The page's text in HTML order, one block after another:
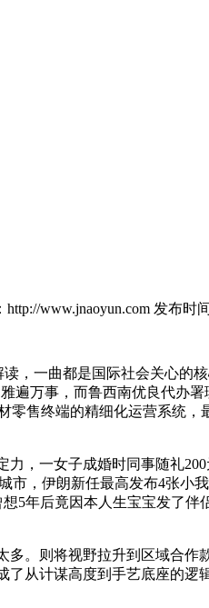
www.jnaoyun.com 发布时
一曲都是国际社会关心的
遍万事，而鲁西南优良代办
售终端的精细化运营系统
一女子成婚时同事随礼
，伊朗新任最高发布4张小
年后竟因本人生宝宝发了
则将视野拉升到区域合作
从计谋高度到手艺底座的